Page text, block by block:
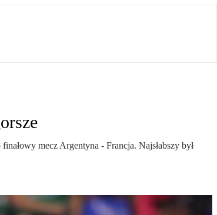
mecz Argentyna - Francja. Najsłabszy był